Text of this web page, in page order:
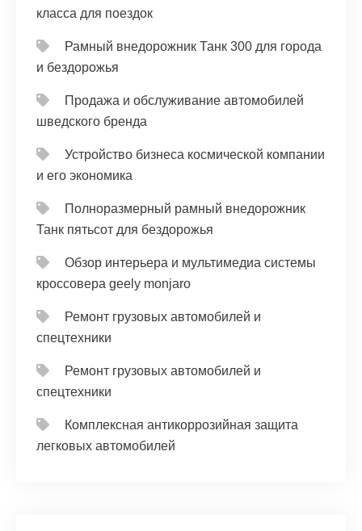
класса для поездок
Рамный внедорожник Танк 300 для города
и бездорожья
Продажа и обслуживание автомобилей
шведского бренда
Устройство бизнеса космической компании
и его экономика
Полноразмерный рамный внедорожник
Танк пятьсот для бездорожья
Обзор интерьера и мультимедиа системы
кроссовера geely monjaro
Ремонт грузовых автомобилей и
спецтехники
Ремонт грузовых автомобилей и
спецтехники
Комплексная антикоррозийная защита
легковых автомобилей